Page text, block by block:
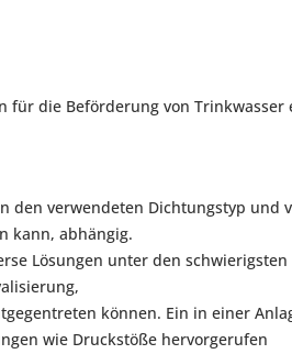
die Beförderung von
den verwendeten Dichtungstyp
kann, abhängig.
Lösungen unter den
können. Ein in einer
wie Druckstöße hervorgerufen